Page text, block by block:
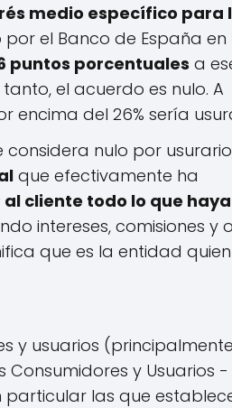
medio específico para
el Banco de España en
puntos porcentuales a
el acuerdo es nulo. A
encima del 26% sería
considera nulo por
que efectivamente ha
cliente todo lo que haya
intereses, comisiones y
que es la entidad quien
y usuarios
Consumidores y Usuarios -
particular las que